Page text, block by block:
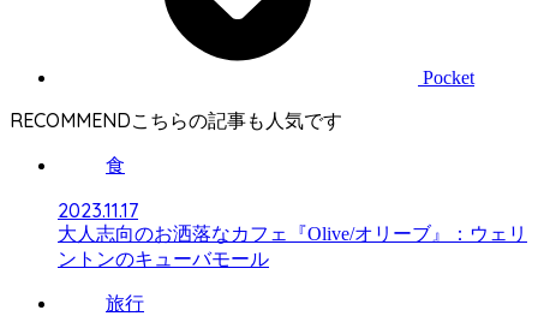
Pocket
RECOMMEND
食
2023.11.17
大人志向のお洒落なカフェ『Olive/オリーブ』：ウェリ
ントンのキューバモール
旅行